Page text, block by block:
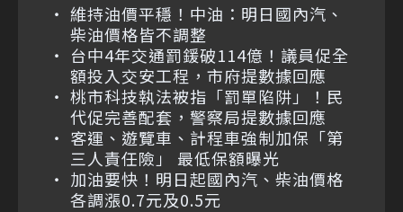
維持油價平穩！中油：明日國內汽、
柴油價格皆不調整
台中4年交通罰鍰破114億！議員促全
額投入交安工程，市府提數據回應
桃市科技執法被指「罰單陷阱」！民
代促完善配套，警察局提數據回應
客運、遊覽車、計程車強制加保「第
三人責任險」 最低保額曝光
加油要快！明日起國內汽、柴油價格
各調漲0.7元及0.5元